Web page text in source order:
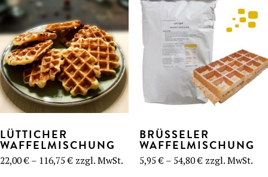
Waffeleisen
Zutaten
Zubehör
FORMATIONEN
KONTAKT UND ANGEBOT
auf
LÜTTICHER
WAFFELMISCHUNG
22,00€ – 116,75€ Preisspanne:
22,00 €
zzgl. MwSt.
BRÜSSELER
WAFFELMISCHUNG
5,95€ – 54,80€Preisspanne:
5,95 €
zzgl. MwSt.